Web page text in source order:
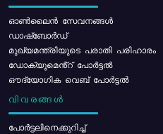
ഓൺലൈൻ സേവനങ്ങൾ
ഡാഷ്ബോർഡ്
മുഖ്യമന്ത്രിയുടെ പരാതി പരിഹാരം
ഡോക്യുമെൻ്റ് പോർട്ടൽ
ഔദ്യോഗിക വെബ് പോർട്ടൽ
വിവരങ്ങൾ
പോര്‍ട്ടലിനെക്കുറിച്ച്